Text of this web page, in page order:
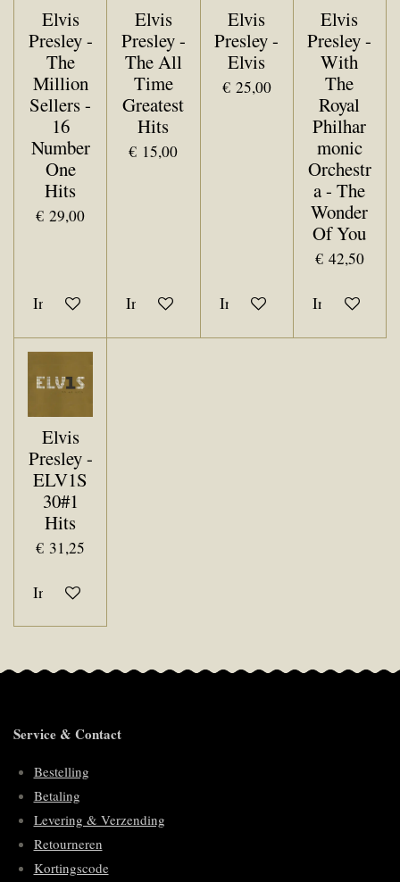
Elvis
Presley -
The
Million
Sellers -
16
Number
One
Hits
€ 29,00
In winkelwagen
Elvis
Presley -
The All
Time
Greatest
Hits
€ 15,00
In winkelwagen
Elvis
Presley -
Elvis
€ 25,00
In winkelwagen
Elvis
Presley -
With
The
Royal
Philhar
monic
Orchestr
a - The
Wonder
Of You
€ 42,50
In
Elvis
Presley -
ELV1S
30#1
Hits
€ 31,25
In winkelwagen
Service & Contact
Bestelling
Betaling
Levering & Verzending
Retourneren
Kortingscode